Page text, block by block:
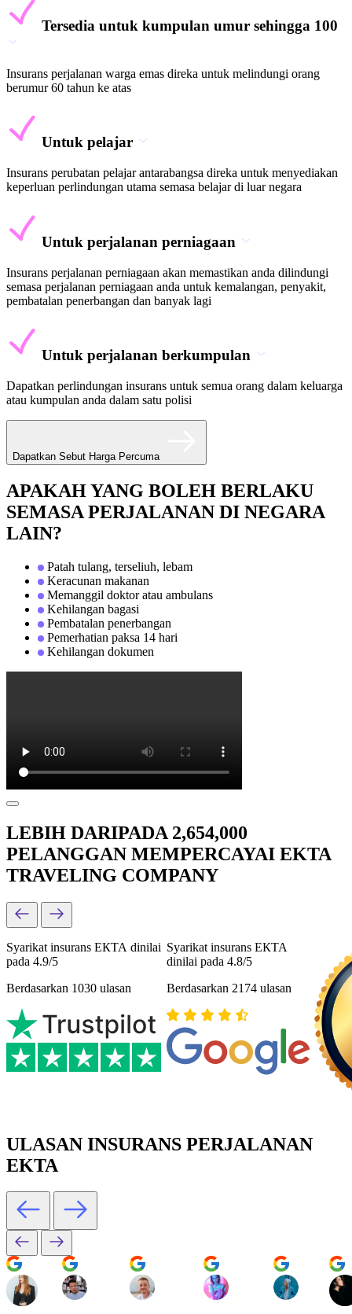
Tersedia untuk kumpulan umur sehingga 100
Insurans perjalanan warga emas direka untuk melindungi orang
berumur 60 tahun ke atas
Untuk pelajar
Insurans perubatan pelajar antarabangsa direka untuk menyediakan
keperluan perlindungan utama semasa belajar di luar negara
Untuk perjalanan perniagaan
Insurans perjalanan perniagaan akan memastikan anda dilindungi
semasa perjalanan perniagaan anda untuk kemalangan, penyakit,
pembatalan penerbangan dan banyak lagi
Untuk perjalanan berkumpulan
Dapatkan perlindungan insurans untuk semua orang dalam keluarga
atau kumpulan anda dalam satu polisi
Dapatkan Sebut Harga Percuma
APAKAH YANG BOLEH BERLAKU
SEMASA PERJALANAN DI NEGARA
LAIN?
Patah tulang, terseliuh, lebam
Keracunan makanan
Memanggil doktor atau ambulans
Kehilangan bagasi
Pembatalan penerbangan
Pemerhatian paksa 14 hari
Kehilangan dokumen
LEBIH DARIPADA 2,654,000
PELANGGAN MEMPERCAYAI EKTA
TRAVELING COMPANY
Syarikat insurans ЕКТА dinilai
pada 4.9/5
Berdasarkan 1030 ulasan
Syarikat insurans ЕКТА
dinilai pada 4.8/5
Berdasarkan 2174 ulasan
ULASAN INSURANS PERJALANAN
EKTA